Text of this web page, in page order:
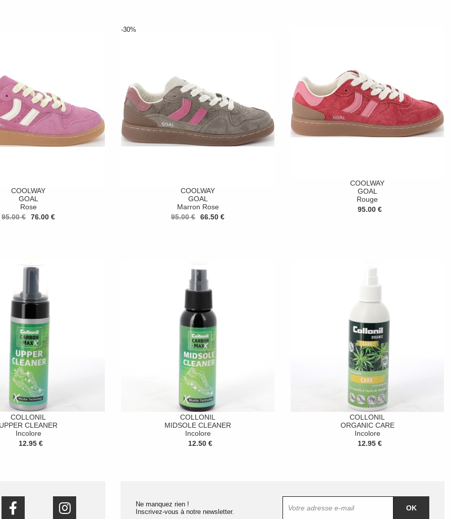
COOLWAY
GOAL
Rose
95.00 €
76.00 €
-30%
COOLWAY
GOAL
Marron Rose
95.00 €
66.50 €
COOLWAY
GOAL
Rouge
95.00 €
COLLONIL
CLEANER
Incolore
12.95 €
COLLONIL
MIDSOLE CLEANER
Incolore
12.50 €
COLLONIL
ORGANIC CARE
Incolore
12.95 €
Ne manquez rien !
Inscrivez-vous à notre newsletter.
OK